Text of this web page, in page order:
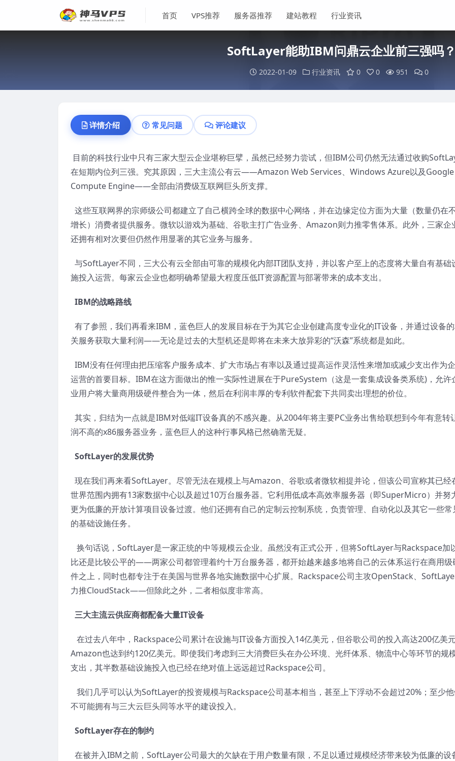
首页 VPS推荐 服务器推荐 建站教程 行业资讯
SoftLayer能助IBM问鼎云企业前三强吗？
2022-01-09 行业资讯 0 0 951 0
详情介绍 常见问题 评论建议
目前的科技行业中只有三家大型云企业堪称巨擘，虽然已经努力尝试，但IBM公司仍然无法通过收购
在短期内位列三强。究其原因，三大主流公有云——Amazon Web Services、Windows Azure以及Google
Compute Engine——全部由消费级互联网巨头所支撑。
这些互联网界的宗师级公司都建立了自己横跨全球的数据中心网络，并在边缘定位方面为大量（数量仍在
增长）消费者提供服务。微软以游戏为基础、谷歌主打广告业务、Amazon则力推零售体系。此外，三家企
还拥有相对次要但仍然作用显著的其它业务与服务。
与SoftLayer不同，三大公有云全部由可靠的规模化内部IT团队支持，并以客户至上的态度将大量自有基础
施投入运营。每家云企业也都明确希望最大程度压低IT资源配置与部署带来的成本支出。
IBM的战略路线
有了参照，我们再看来IBM，蓝色巨人的发展目标在于为其它企业创建高度专业化的IT设备，并通过设备
关服务获取大量利润——无论是过去的大型机还是即将在未来大放异彩的“沃森”系统都是如此。
IBM没有任何理由把压缩客户服务成本、扩大市场占有率以及通过提高运作灵活性来增加或减少支出作为
运营的首要目标。IBM在这方面做出的惟一实际性进展在于PureSystem（这是一套集成设备类系统)，允许
业用户将大量商用级硬件整合为一体，然后在利润丰厚的专利软件配套下共同卖出理想的价位。
其实，归结为一点就是IBM对低端IT设备真的不感兴趣。从2004年将主要PC业务出售给联想到今年有意转
润不高的x86服务器业务，蓝色巨人的这种行事风格已然确凿无疑。
SoftLayer的发展优势
现在我们再来看SoftLayer。尽管无法在规模上与Amazon、谷歌或者微软相提并论，但该公司宣称其已经
世界范围内拥有13家数据中心以及超过10万台服务器。它利用低成本高效率服务器（即SuperMicro）并努
更为低廉的开放计算项目设备过渡。他们还拥有自己的定制云控制系统，负责管理、自动化以及其它一些常
的基础设施任务。
换句话说，SoftLayer是一家正统的中等规模云企业。虽然没有正式公开，但将SoftLayer与Rackspace加
比还是比较公平的——两家公司都管理着约十万台服务器，都开始越来越多地将自己的云体系运行在商用级
件之上，同时也都专注于在美国与世界各地实施数据中心扩展。Rackspace公司主攻OpenStack、
力推CloudStack——但除此之外，二者相似度非常高。
三大主流云供应商都配备大量IT设备
在过去八年中，Rackspace公司累计在设施与IT设备方面投入14亿美元，但谷歌公司的投入高达200亿美元
Amazon也达到约120亿美元。即使我们考虑到三大消费巨头在办公环境、光纤体系、物流中心等环节的规
支出，其半数基础设施投入也已经在绝对值上远远超过Rackspace公司。
我们几乎可以认为SoftLayer的投资规模与Rackspace公司基本相当，甚至上下浮动不会超过20%；至少
不可能拥有与三大云巨头同等水平的建设投入。
SoftLayer存在的制约
在被并入IBM之前，SoftLayer公司最大的欠缺在于用户数量有限，不足以通过规模经济带来较为低廉的设